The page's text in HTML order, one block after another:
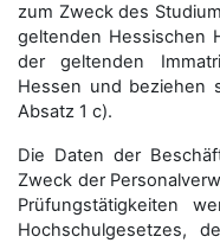
zum Zweck des
geltenden Hessischen
der geltenden
Hessen und beziehen
Absatz 1 c).
Die Daten der
Zweck der
Prüfungstätigkeiten
Hochschulgesetzes,